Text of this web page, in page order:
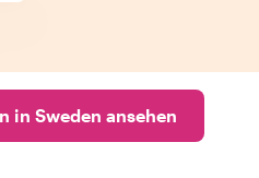
in Sweden ansehen